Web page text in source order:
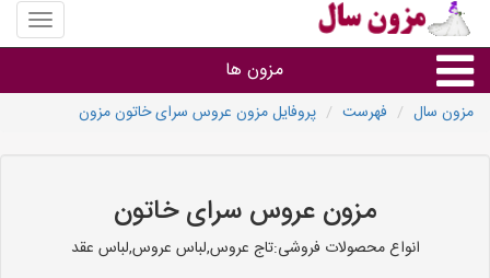
منوی
سایت
سال
مزون ها
استان ها
مزون سال فهرست پروفایل مزون عروس سرای خاتون مزون
مزون عروس سرای خاتون
انواع محصولات فروشی:تاج عروس,لباس عروس,لباس عقد